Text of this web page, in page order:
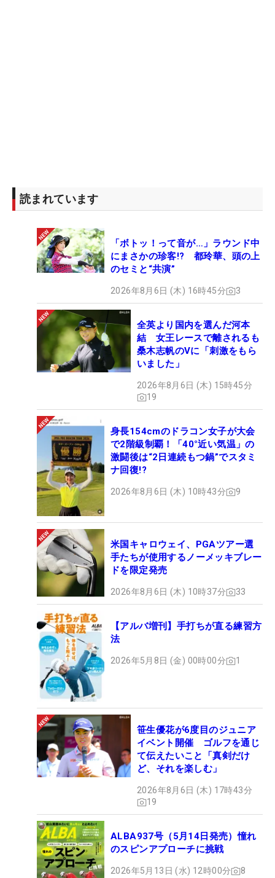
読まれています
「ボトッ！って音が…」ラウンド中
にまさかの珍客!? 都玲華、頭の上
のセミと“共演”
2026年8月6日 (木) 16時45分 3
全英より国内を選んだ河本
結 女王レースで離されるも
桑木志帆のVに「刺激をもら
いました」
2026年8月6日 (木) 15時45分
19
身長154cmのドラコン女子が大会
で2階級制覇！「40°近い気温」の
激闘後は“2日連続もつ鍋”でスタミ
ナ回復!?
2026年8月6日 (木) 10時43分 9
米国キャロウェイ、PGAツアー選
手たちが使用するノーメッキブレー
ドを限定発売
2026年8月6日 (木) 10時37分 33
【アルバ増刊】手打ちが直る練習方
法
2026年5月8日 (金) 00時00分 1
笹生優花が6度目のジュニア
イベント開催 ゴルフを通じ
て伝えたいこと「真剣だけ
ど、それを楽しむ」
2026年8月6日 (木) 17時43分
19
ALBA937号（5月14日発売）憧れ
のスピンアプローチに挑戦
2026年5月13日 (水) 12時00分 8